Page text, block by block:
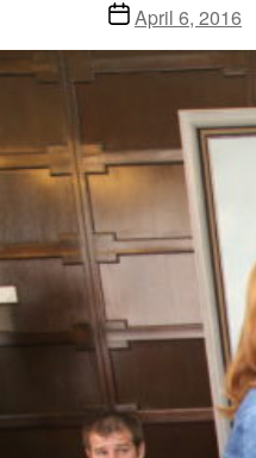
PostApril 6, 2016